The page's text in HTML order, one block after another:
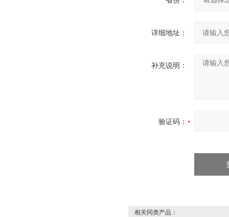
详细地址：
补充说明：
验证码：
相关同类产品：